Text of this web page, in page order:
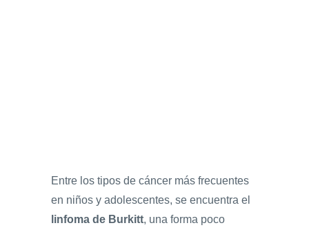
Entre los tipos de cáncer más frecuentes
en niños y adolescentes, se encuentra el
linfoma de Burkitt, una forma poco